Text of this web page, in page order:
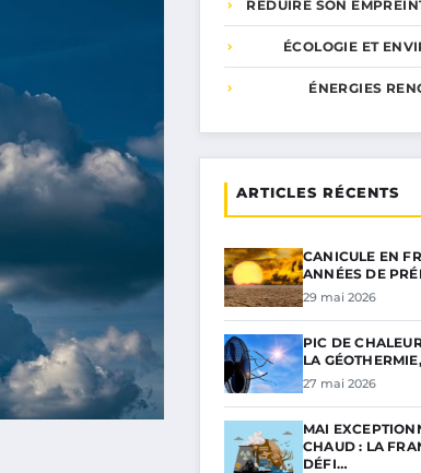
RÉDUIRE SON
ÉCOLOGIE ET
ÉNERGIES
ARTICLES RÉCENTS
CANICULE EN
ANNÉES DE
29 mai 2026
PIC DE
LA
27 mai 2026
MAI
CHAUD : LA
DÉFI…